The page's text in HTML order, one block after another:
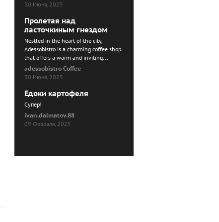
30 Июня, 2025
Пролетая над
ласточкиным гнездом
Nestled in the heart of the city,
Adessobistro is a charming coffee shop
that offers a warm and inviting...
adessobistro Coffee
30 Июня, 2025
Едоки картофеля
Cупер!
ivan.dalmatov.88
09 Февраля, 2025